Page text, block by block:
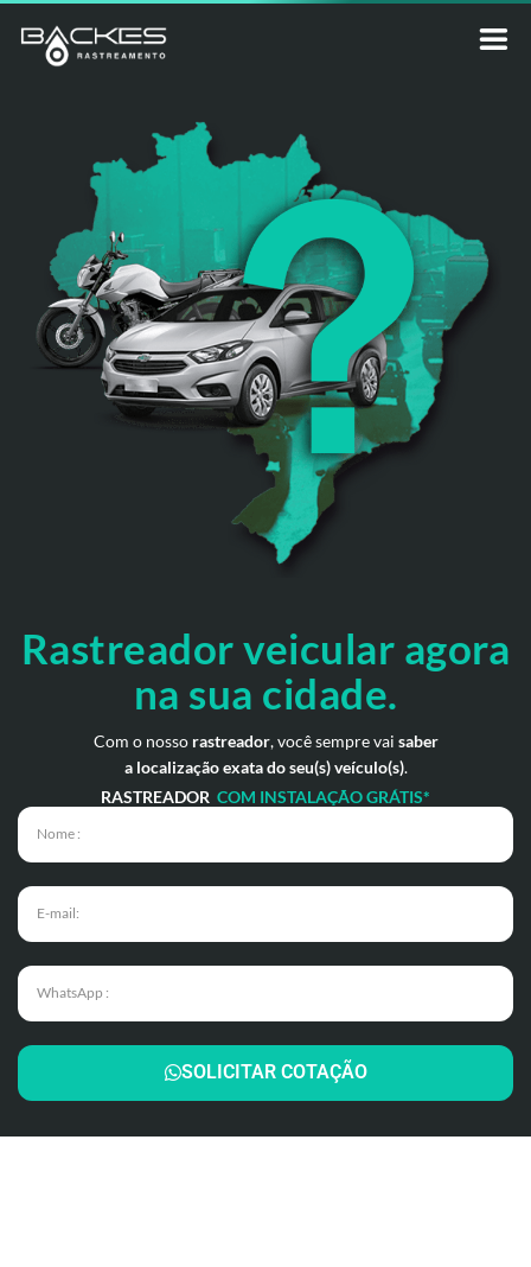
Rastreador veicular agora
na sua cidade.
Com o nosso rastreador, você sempre vai saber
a localização exata do seu(s) veículo(s).
RASTREADOR COM INSTALAÇÃO GRÁTIS*
SOLICITAR COTAÇÃO